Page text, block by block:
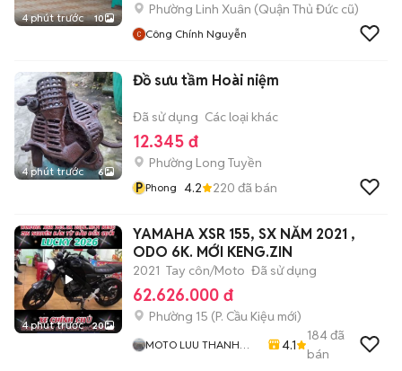
4 phút trước 10
Phường Linh Xuân (Quận Thủ Đức cũ)
Công Chính Nguyễn
4 phút trước 6
Đồ sưu tầm Hoài niệm
Đã sử dụng Các loại khác
12.345 đ
Phường Long Tuyền
P Phong 4.2 220 đã bán
4 phút trước 20
YAMAHA XSR 155, SX NĂM 2021 ,
ODO 6K. MỚI KENG.ZIN
2021 Tay côn/Moto Đã sử dụng
62.626.000 đ
Phường 15 (P. Cầu Kiệu mới)
MOTO LUU THANH
4.1
184đã
bán